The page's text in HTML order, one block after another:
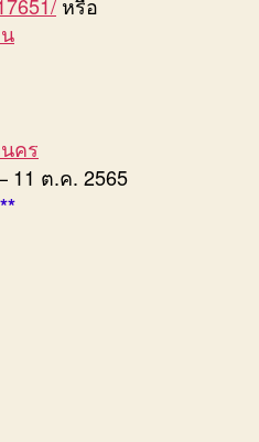
คร
11 ต.ค. 2565